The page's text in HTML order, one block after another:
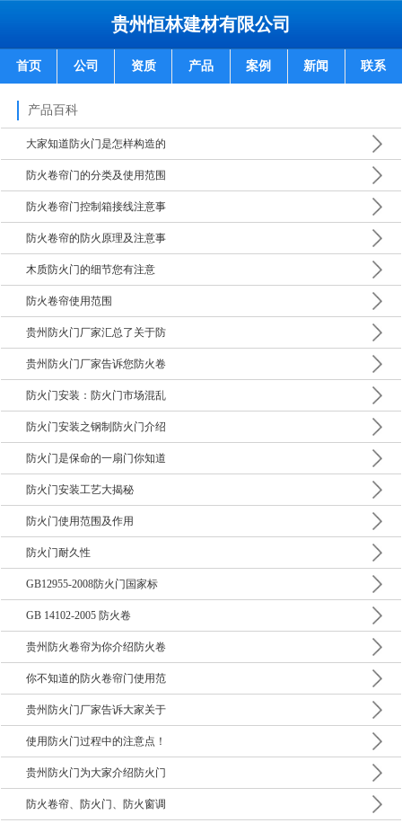
贵州恒林建材有限公司
首页 公司 资质 产品 案例 新闻 联系
产品百科
大家知道防火门是怎样构造的
防火卷帘门的分类及使用范围
防火卷帘门控制箱接线注意事
防火卷帘的防火原理及注意事
​木质防火门的细节您有注意
防火卷帘使用范围
贵州防火门厂家汇总了关于防
贵州防火门厂家告诉您防火卷
防火门安装：防火门市场混乱
防火门安装之钢制防火门介绍
防火门是保命的一扇门你知道
防火门安装工艺大揭秘
防火门使用范围及作用
防火门耐久性
GB12955-2008防火门国家标
GB 14102-2005 防火卷
贵州防火卷帘为你介绍防火卷
你不知道的防火卷帘门使用范
贵州防火门厂家告诉大家关于
使用防火门过程中的注意点！
贵州防火门为大家介绍防火门
防火卷帘、防火门、防火窗调